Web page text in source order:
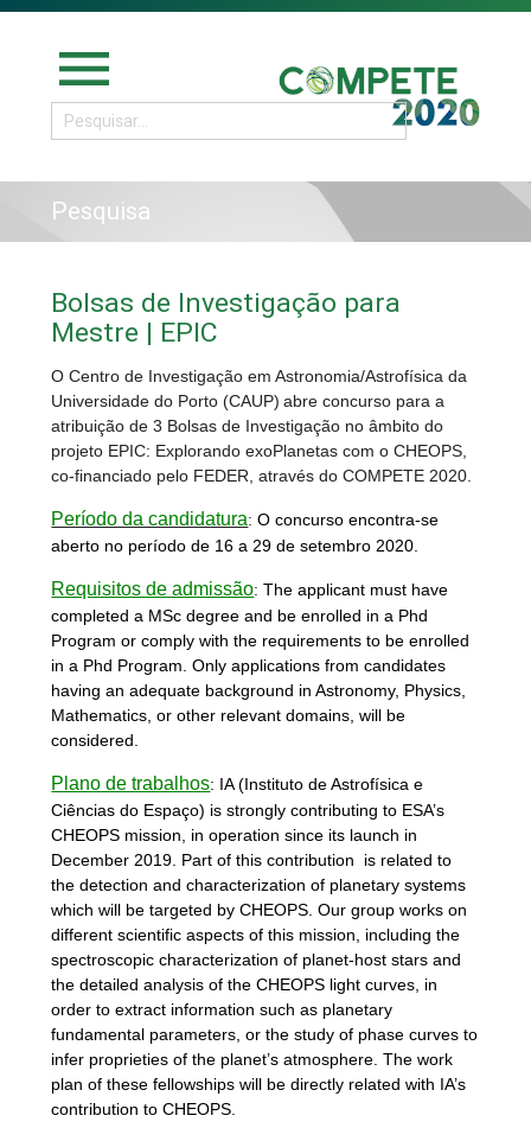
menu
Pesquisa
Bolsas de Investigação para
Mestre | EPIC
OCentro de Investigação em Astronomia/Astrofísica da
Universidade do Porto (CAUP) abre concurso para a
atribuição de 3 Bolsas de Investigação no âmbito do
projeto EPIC: Explorando exoPlanetas com o CHEOPS,
co-financiado pelo FEDER, através do COMPETE 2020.
Período da candidatura:O concurso encontra-se
aberto no período de 16 a 29 de setembro 2020.
Requisitos de admissão:The applicant must have
completed a MSc degree and be enrolled in a Phd
Program or comply with the requirements to be enrolled
in a Phd Program. Only applications from candidates
having an adequate background in Astronomy, Physics,
Mathematics, or other relevant domains, will be
considered.
Plano de trabalhos: IA (Instituto de Astrofísica e
Ciências do Espaço) is strongly contributing to ESA’s
CHEOPS mission, in operation since its launch in
December 2019. Part of this contribution is related to
the detection and characterization of planetary systems
which will be targeted by CHEOPS. Our group works on
different scientific aspects of this mission, including the
spectroscopic characterization of planet-host stars and
the detailed analysis of the CHEOPS light curves, in
order to extract information such as planetary
fundamental parameters, or the study of phase curves to
infer proprieties of the planet’s atmosphere. The work
plan of these fellowships will be directly related with IA’s
contribution to CHEOPS.